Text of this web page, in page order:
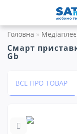
Головна
Смарт
Gb
ВСЕ ПРО ТОВАР